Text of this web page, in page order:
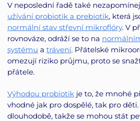
V neposlední řadě také
užívání probiotik a prebiotik, která
normální stav střevní mikroflóry. V
rovnováze, odráží se to na
systému a trávení. Přátelské
omezují riziko průjmu, proto se
přátele.
Výhodou probiotik je to, že mnohé
vhodné jak pro dospělé, tak pro
dlouhodobě, takže se mohou stát